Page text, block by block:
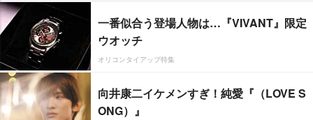
一番似合う登場人物は…『VIVANT』限定
ウオッチ
オリコンタイアップ特集
向井康二イケメンすぎ！純愛『（LOVE S
ONG）』